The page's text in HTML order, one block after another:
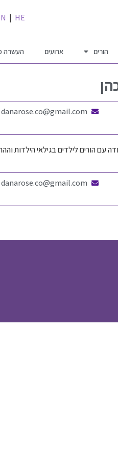
| HE
הורים ארועים העשרה
danarose.co@gmail.com
עם הורים לילדים בגילאי הילדות
danarose.co@gmail.com